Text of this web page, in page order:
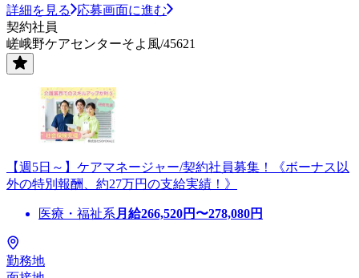
詳細を見る
応募画面に進む
契約社員
嵯峨野ケアセンターそよ風/45621
【週5日～】ケアマネージャー/契約社員募集！《ボーナス以
外の特別報酬、約27万円の支給実績！》
医療・福祉系 月給266,520円〜278,080円
勤務地